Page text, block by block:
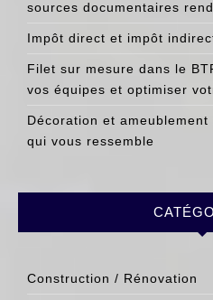
sources documentaires
Impôt direct et impôt
Filet sur mesure dans le
vos équipes et optimiser
Décoration et
qui vous ressemble
Construction / Rénovation